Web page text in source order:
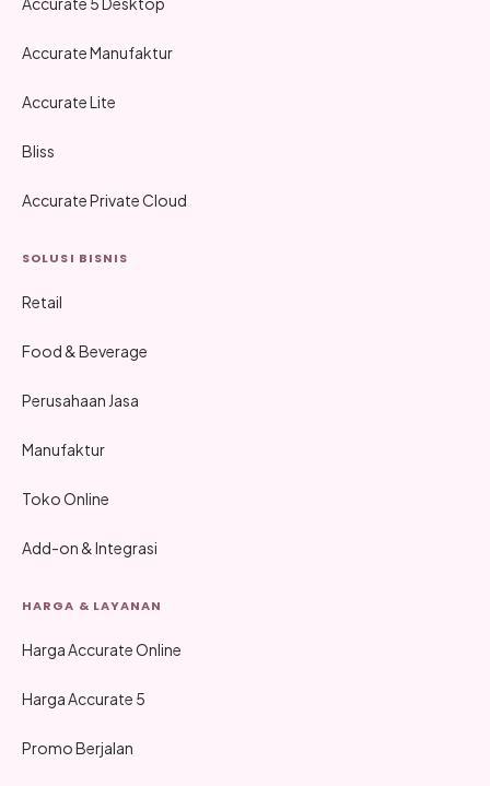
Accurate Manufaktur
Accurate Lite
Bliss
Accurate Private Cloud
SOLUSI BISNIS
Retail
Food & Beverage
Perusahaan Jasa
Manufaktur
Toko Online
Add-on & Integrasi
HARGA & LAYANAN
Harga Accurate Online
Harga Accurate 5
Promo Berjalan